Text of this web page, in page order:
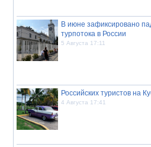
В июне зафиксировано
турпотока в России
5 Августа 17:11
Российских туристов на
4 Августа 17:41